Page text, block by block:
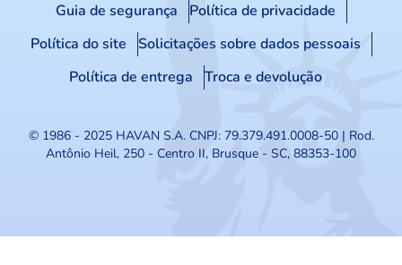
Guia de segurança
Política de privacidade
Política do site
Solicitações sobre dados pessoais
Política de entrega
Troca e devolução
© 1986 - 2025 HAVAN S.A. CNPJ: 79.379.491.0008-50 | Rod.
Antônio Heil, 250 - Centro II, Brusque - SC, 88353-100